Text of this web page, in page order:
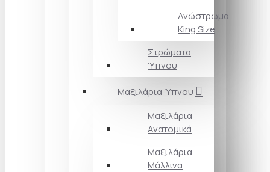
Ανώστρωμα
King Size
Στρώματα
Ύπνου
Μαξιλάρια Ύπνου
Μαξιλάρια
Ανατομικά
Μαξιλάρια
Μάλλινα